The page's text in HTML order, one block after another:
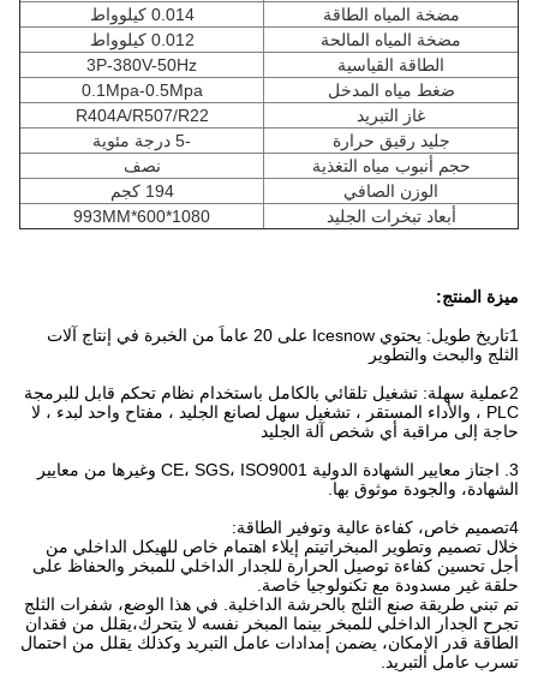
مضخة المياه الطاقة
0.014 كيلوواط
مضخة المياه المالحة
0.012 كيلوواط
الطاقة القياسية
3P-380V-50Hz
ضغط مياه المدخل
0.1Mpa-0.5Mpa
غاز التبريد
R404A/R507/R22
جليد رقيق حرارة
-5 درجة مئوية
حجم أنبوب مياه التغذية
نصف
الوزن الصافي
194 كجم
أبعاد تبخرات الجليد
1080*600*993MM
ميزة المنتج:
1تاريخ طويل: يحتوي Icesnow على 20 عاماً من الخبرة في إنتاج آلات
الثلج والبحث والتطوير
2عملية سهلة: تشغيل تلقائي بالكامل باستخدام نظام تحكم قابل للبرمجة
PLC ، والأداء المستقر ، تشغيل سهل لصانع الجليد ، مفتاح واحد لبدء ، لا
حاجة إلى مراقبة أي شخص آلة الجليد
3. اجتاز معايير الشهادة الدولية CE، SGS، ISO9001 وغيرها من معايير
الشهادة، والجودة موثوق بها.
4تصميم خاص، كفاءة عالية وتوفير الطاقة:
خلال تصميم وتطوير المبخراتيتم إيلاء اهتمام خاص للهيكل الداخلي من
أجل تحسين كفاءة توصيل الحرارة للجدار الداخلي للمبخر والحفاظ على
حلقة غير مسدودة مع تكنولوجيا خاصة.
تم تبني طريقة صنع الثلج بالحرشة الداخلية. في هذا الوضع، شفرات الثلج
تجرح الجدار الداخلي للمبخر بينما المبخر نفسه لا يتحرك،يقلل من فقدان
الطاقة قدر الإمكان، يضمن إمدادات عامل التبريد وكذلك يقلل من احتمال
تسرب عامل التبريد.